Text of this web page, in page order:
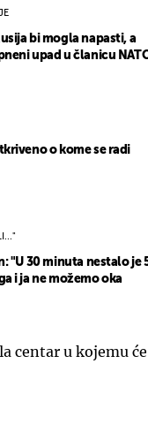
bi mogla napasti, a
upad u članicu
o kome se radi
"U 30 minuta nestalo je
i ja ne možemo oka
centar u kojemu će